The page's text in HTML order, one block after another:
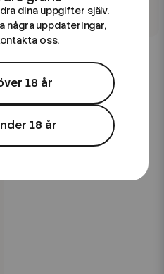
Slush City
Slush City | Red Slush |
dina uppgifter själv.
några uppdateringar,
oss.
18 år
18 år